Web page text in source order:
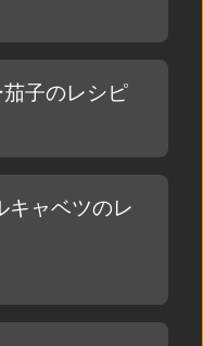
子のレシピ
キャベツのレ